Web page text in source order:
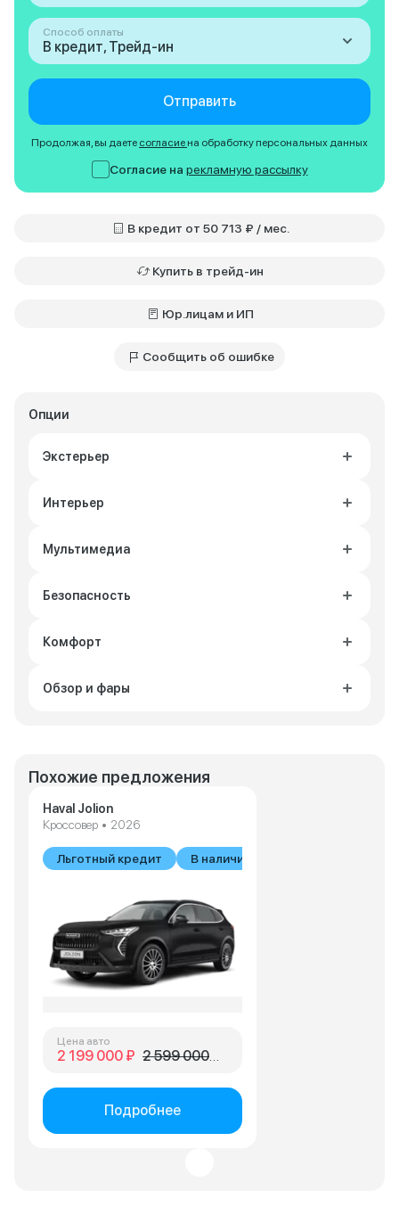
Опции
Экстерьер
Интерьер
Мультимедиа
Безопасность
Комфорт
Обзор и фары
Способ оплаты
В кредит, Трейд-ин
Отправить
Продолжая, вы даете согласие на обработку персональных данных
Согласие на рекламную рассылку
В кредит от 50 713 ₽ / мес.
Купить в трейд-ин
Юр.лицам и ИП
Сообщить об ошибке
Похожие предложения
Haval Jolion
Кроссовер • 2026
Льготный кредит В наличии
Цена авто
2 199 000 ₽ 2 599 000 ₽
Подробнее